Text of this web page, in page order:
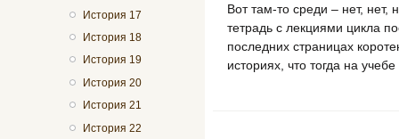
История 17
История 18
История 19
История 20
История 21
История 22
Вот там-то среди – нет,
тетрадь с лекциями цикла
последних страницах
историях, что тогда на